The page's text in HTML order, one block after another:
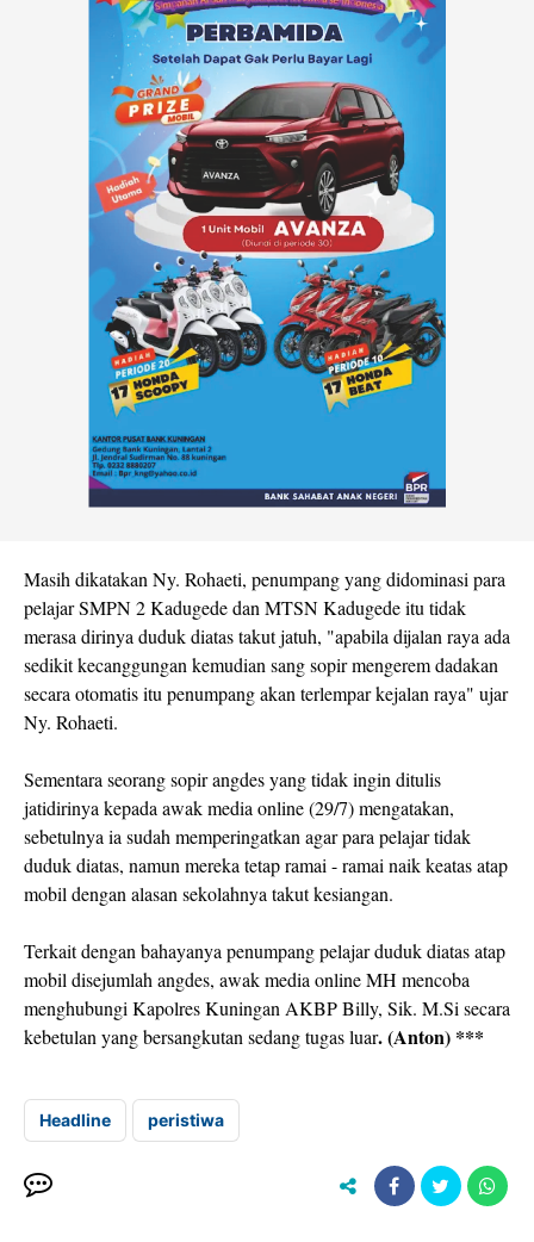
Masih dikatakan Ny. Rohaeti, penumpang yang didominasi para
pelajar SMPN 2 Kadugede dan MTSN Kadugede itu tidak
merasa dirinya duduk diatas takut jatuh, "apabila dijalan raya ada
sedikit kecanggungan kemudian sang sopir mengerem dadakan
secara otomatis itu penumpang akan terlempar kejalan raya" ujar
Ny. Rohaeti.
Sementara seorang sopir angdes yang tidak ingin ditulis
jatidirinya kepada awak media online (29/7) mengatakan,
sebetulnya ia sudah memperingatkan agar para pelajar tidak
duduk diatas, namun mereka tetap ramai - ramai naik keatas atap
mobil dengan alasan sekolahnya takut kesiangan.
Terkait dengan bahayanya penumpang pelajar duduk diatas atap
mobil disejumlah angdes, awak media online MH mencoba
menghubungi Kapolres Kuningan AKBP Billy, Sik. M.Si secara
kebetulan yang bersangkutan sedang tugas luar. (Anton) ***
Headline peristiwa